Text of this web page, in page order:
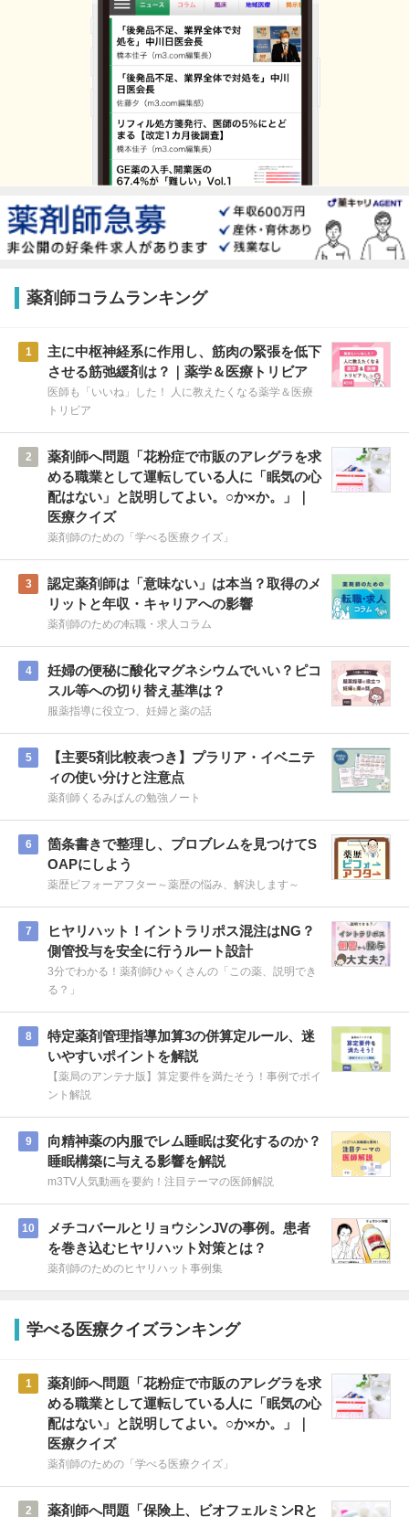
薬剤師コラムランキング
1
主に中枢神経系に作用し、筋肉の緊張を低下
させる筋弛緩剤は？｜薬学＆医療トリビア
医師も「いいね」した！ 人に教えたくなる薬学＆医療
トリビア
2
薬剤師へ問題「花粉症で市販のアレグラを求
める職業として運転している人に「眠気の心
配はない」と説明してよい。○か×か。」｜
医療クイズ
薬剤師のための「学べる医療クイズ」
3
認定薬剤師は「意味ない」は本当？取得のメ
リットと年収・キャリアへの影響
薬剤師のための転職・求人コラム
4
妊婦の便秘に酸化マグネシウムでいい？ピコ
スル等への切り替え基準は？
服薬指導に役立つ、妊婦と薬の話
5
【主要5剤比較表つき】プラリア・イベニテ
ィの使い分けと注意点
薬剤師くるみぱんの勉強ノート
6
箇条書きで整理し、プロブレムを見つけてS
OAPにしよう
薬歴ビフォーアフター～薬歴の悩み、解決します～
7
ヒヤリハット！イントラリポス混注はNG？
側管投与を安全に行うルート設計
3分でわかる！薬剤師ひゃくさんの「この薬、説明でき
る？」
8
特定薬剤管理指導加算3の併算定ルール、迷
いやすいポイントを解説
【薬局のアンテナ版】算定要件を満たそう！事例でポイ
ント解説
9
向精神薬の内服でレム睡眠は変化するのか？
睡眠構築に与える影響を解説
m3TV人気動画を要約！注目テーマの医師解説
10
メチコバールとリョウシンJVの事例。患者
を巻き込むヒヤリハット対策とは？
薬剤師のためのヒヤリハット事例集
学べる医療クイズランキング
1
薬剤師へ問題「花粉症で市販のアレグラを求
める職業として運転している人に「眠気の心
配はない」と説明してよい。○か×か。」｜
医療クイズ
薬剤師のための「学べる医療クイズ」
2
薬剤師へ問題「保険上、ビオフェルミンRと